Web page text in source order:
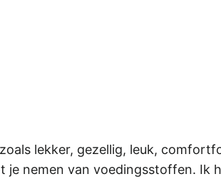
lekker, gezellig, leuk,
nemen van voedingsstoffen. Ik